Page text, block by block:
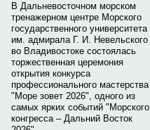
В Дальневосточном морском
тренажерном центре Морского
государственного университета
им. адмирала Г. И. Невельского
во Владивостоке состоялась
торжественная церемония
открытия конкурса
профессионального мастерства
"Море зовет 2026", одного из
самых ярких событий "Морского
конгресса – Дальний Восток